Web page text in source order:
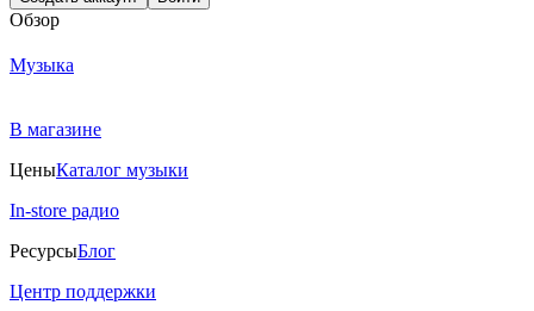
Обзор
Музыка
В магазине
ЦеныКаталог музыки
In-store радио
РесурсыБлог
Центр поддержки